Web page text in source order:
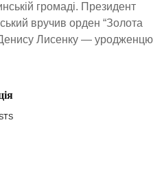
громаді. Президент
вручив орден “Золота
Лисенку — уродженцю